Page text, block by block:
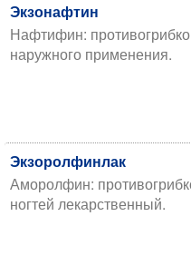
Экзонафтин
Нафтифин:
наружного применения.
Экзоролфинлак
Аморолфин:
ногтей лекарственный.